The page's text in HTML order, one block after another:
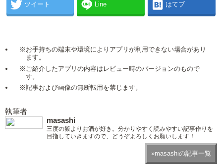
ツイート Line はてブ
※お手持ちの端末や環境によりアプリが利用できない場合があり
ます。
※ご紹介したアプリの内容はレビュー時のバージョンのもので
す。
※記事および画像の無断転用を禁じます。
執筆者
masashi
三度の飯よりお酒が好き。分かりやすく読みやすい記事作りを
目指していきますので、どうぞよろしくお願いします！
»masashiの記事一覧